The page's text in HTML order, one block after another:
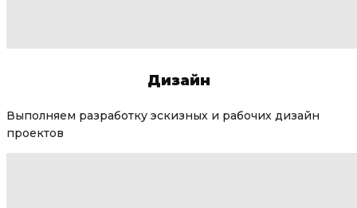
Дизайн
Выполняем разработку эскизных и рабочих дизайн
проектов